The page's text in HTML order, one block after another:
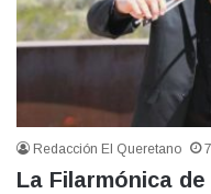
Redacción El Queretano
La Filarmónica